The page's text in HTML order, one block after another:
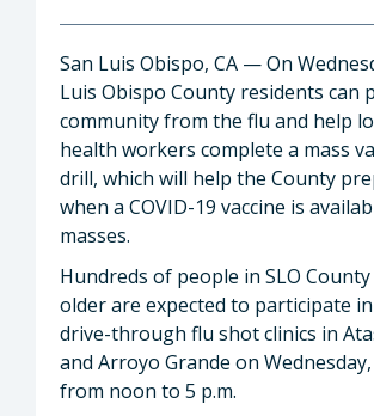
San Luis Obispo, CA — On
Luis Obispo County residents can
community from the flu and help
health workers complete a mass
drill, which will help the County
when a COVID-19 vaccine is
masses.
Hundreds of people in SLO
older are expected to participate
drive-through flu shot clinics in
and Arroyo Grande on
from noon to 5 p.m.